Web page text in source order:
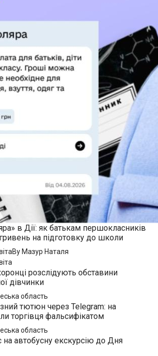
в Дії: як батькам першокласників
на підготовку до школи
By Мазур Наталя
розслідують обставини
дівчинки
область
тютюн через Telegram: на
торгівця фальсифікатом
область
автобусну екскурсію до Дня